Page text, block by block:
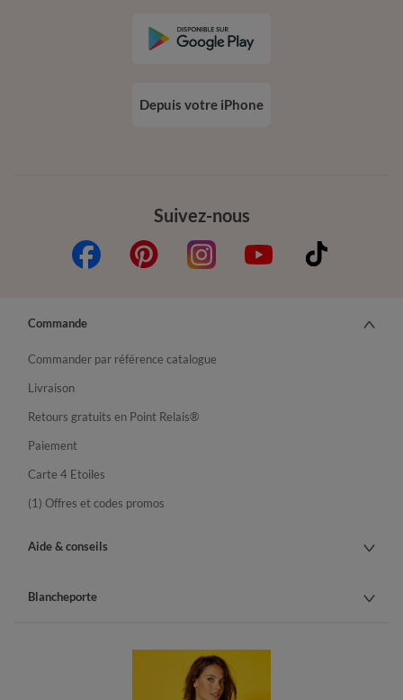
Suivez-nous
Depuis votre iPhone
Commande
Commander par référence catalogue
Livraison
Retours gratuits en Point Relais®
Paiement
Carte 4 Etoiles
(1) Offres et codes promos
Aide & conseils
Blancheporte